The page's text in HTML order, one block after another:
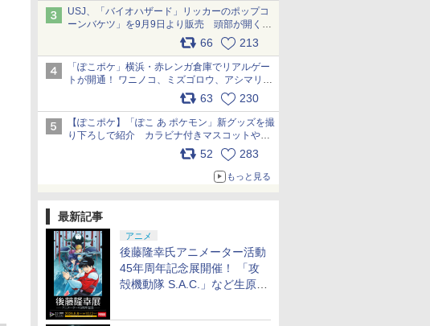
USJ、「バイオハザード」リッカーのポップコ
ーンバケツ」を9月9日より販売 頭部が開く仕
組み。味は恐怖を堪のう「味噌フレーバー」
66 213
「ぽこポケ」横浜・赤レンガ倉庫でリアルゲー
トが開通！ ワニノコ、ミズゴロウ、アシマリ登
場シーンをレポート pic.x.com/LDgEByVl6D
63 230
【ぽこポケ】「ぽこ あ ポケモン」新グッズを撮
り下ろしで紹介 カラビナ付きマスコットやス
52 283
もっと見る
最新記事
アニメ
後藤隆幸氏アニメーター活動
45年周年記念展開催！ 「攻
殻機動隊 S.A.C.」など生原